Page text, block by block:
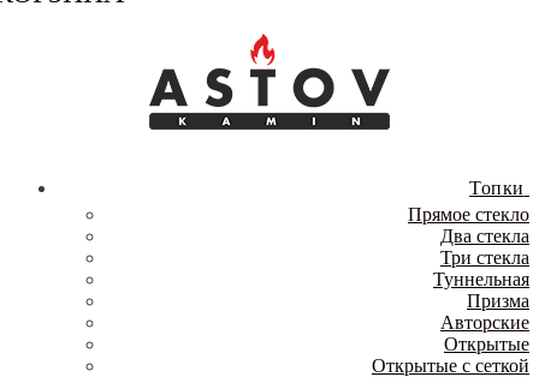
Топки
Прямое стекло
Два стекла
Три стекла
Туннельная
Призма
Авторские
Открытые
Открытые с сеткой